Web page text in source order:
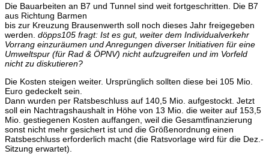
Die Bauarbeiten an B7 und Tunnel sind weit fortgeschritten. Die B7
aus Richtung Barmen
bis zur Kreuzung Brausenwerth soll noch dieses Jahr freigegeben
werden. döpps105 fragt: Ist es gut, weiter dem Individualverkehr
Vorrang einzuräumen und Anregungen diverser Initiativen für eine
Umweltspur (für Rad & ÖPNV) nicht aufzugreifen und im Vorfeld
nicht zu diskutieren?
Die Kosten steigen weiter. Ursprünglich sollten diese bei 105 Mio.
Euro gedeckelt sein.
Dann wurden per Ratsbeschluss auf 140,5 Mio. aufgestockt. Jetzt
soll ein Nachtragshaushalt in Höhe von 13 Mio. die weiter auf 153,5
Mio. gestiegenen Kosten auffangen, weil die Gesamtfinanzierung
sonst nicht mehr gesichert ist und die Größenordnung einen
Ratsbeschluss erforderlich macht (die Ratsvorlage wird für die Dez.-
Sitzung erwartet).